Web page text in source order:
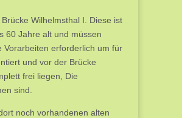
Wilhelmsthal I. Diese ist
60 Jahre alt und müssen
erforderlich um für
und vor der Brücke
frei liegen, Die
sind.
noch vorhandenen alten